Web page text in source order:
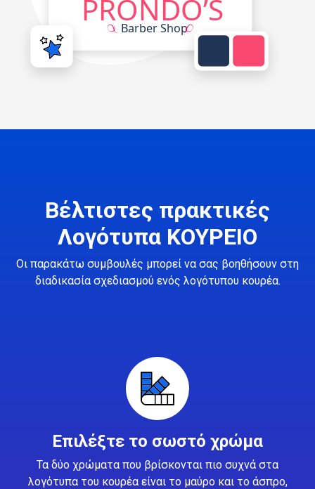
Βέλτιστες πρακτικές
Λογότυπα ΚΟΥΡΕΙΟ
Οι παρακάτω συμβουλές μπορεί να σας βοηθήσουν στη
διαδικασία σχεδιασμού ενός λογότυπου κουρέα.
Επιλέξτε το σωστό χρώμα
Τα δύο χρώματα που βρίσκονται πιο συχνά στα
λογότυπα του κουρέα είναι το μαύρο και το άσπρο,